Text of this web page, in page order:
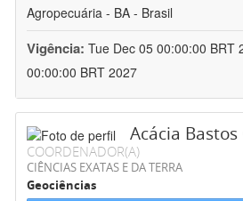
Agropecuária - BA - Brasil
Vigência: Tue Dec 05 00:00:00 BRT
00:00:00 BRT 2027
Acácia
COORDENADOR(A)
CIÊNCIAS EXATAS E DA TERRA
Geociências